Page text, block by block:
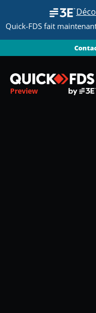
Quick-FDS fait
Preview